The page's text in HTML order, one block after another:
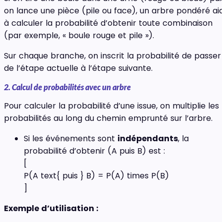
on lance une pièce (pile ou face), un arbre pondéré
à calculer la probabilité d’obtenir toute combinaison
(par exemple, « boule rouge et pile »).
Sur chaque branche, on inscrit la probabilité de passer
de l’étape actuelle à l’étape suivante.
2. Calcul de probabilités avec un arbre
Pour calculer la probabilité d’une issue, on multiplie les
probabilités au long du chemin emprunté sur l’arbre.
Si les événements sont indépendants, la
probabilité d’obtenir (A puis B) est :
[
P(A text{ puis } B) = P(A) times P(B)
]
Exemple d’utilisation :